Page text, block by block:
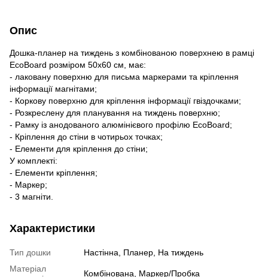
Опис
Дошка-планер на тиждень з комбінованою поверхнею в рамці
EcoBoard розміром 50х60 см, має:
- лаковану поверхню для письма маркерами та кріплення
інформації магнітами;
- Коркову поверхню для кріплення інформації гвіздочками;
- Розкреслену для планування на тиждень поверхню;
- Рамку із анодованого алюмінієвого профілю EcoBoard;
- Кріплення до стіни в чотирьох точках;
- Елементи для кріплення до стіни;
У комплекті:
- Елементи кріплення;
- Маркер;
- 3 магніти.
Характеристики
Тип дошки
Настінна, Планер, На тиждень
Матеріал
Комбінована, Маркер/Пробка